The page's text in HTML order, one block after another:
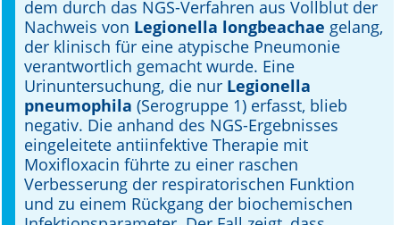
dem durch das NGS-Verfahren aus Vollblut der
Nachweis von Legionella longbeachae gelang,
der klinisch für eine atypische Pneumonie
verantwortlich gemacht wurde. Eine
Urinuntersuchung, die nur Legionella
pneumophila (Serogruppe 1) erfasst, blieb
negativ. Die anhand des NGS-Ergebnisses
eingeleitete antiinfektive Therapie mit
Moxifloxacin führte zu einer raschen
Verbesserung der respiratorischen Funktion
und zu einem Rückgang der biochemischen